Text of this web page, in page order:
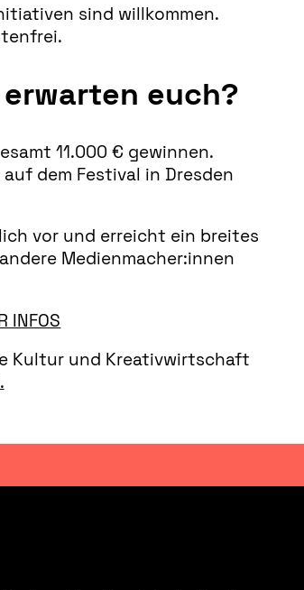
sind willkommen.
euch?
11.000 € gewinnen.
dem Festival in Dresden
vor und erreicht ein breites
Medienmacher:innen
INFOS
Kultur und Kreativwirtschaft